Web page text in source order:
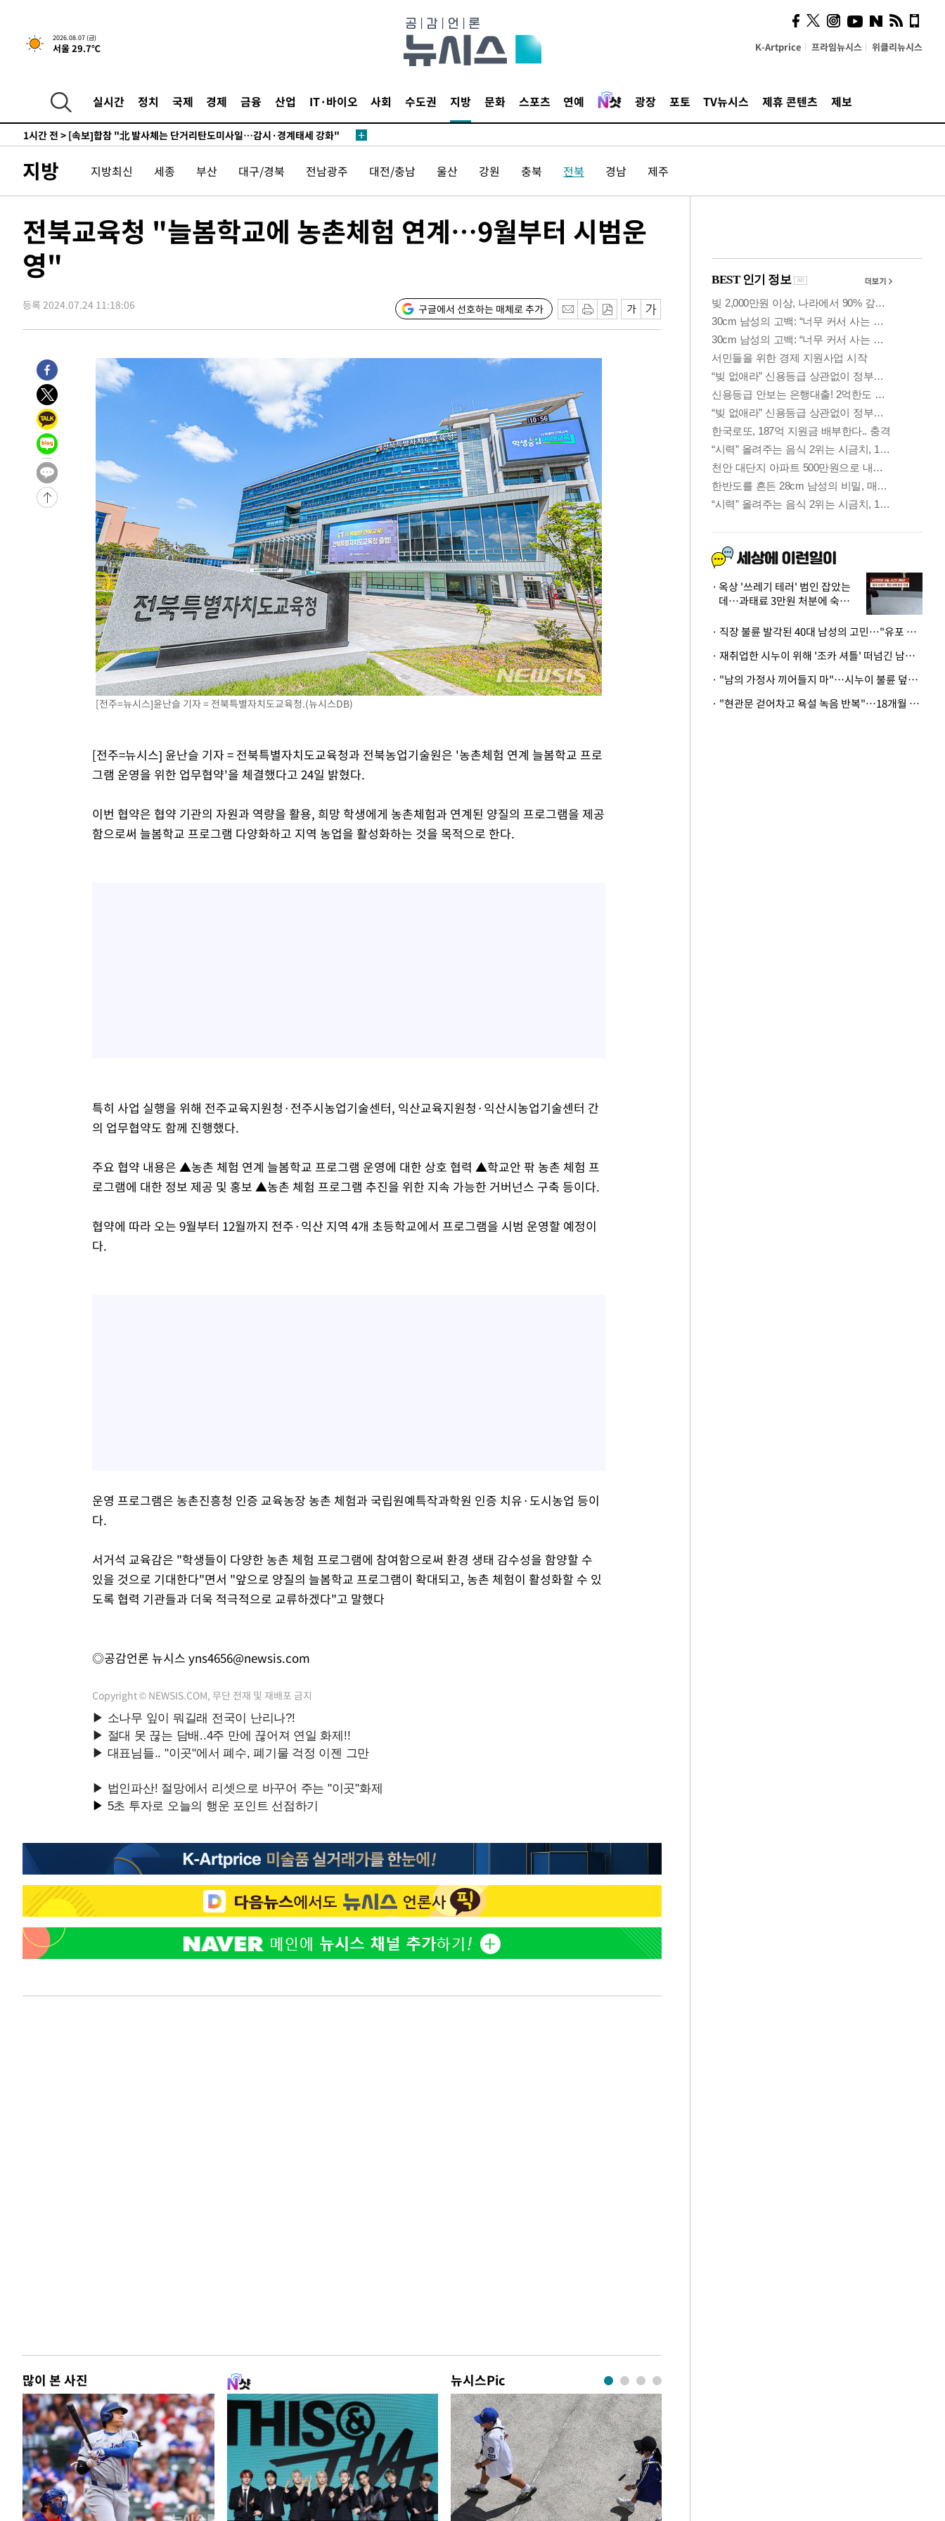
2026.08.07 (금)
서울 29.7℃ K-Artprice 프라임뉴시스 위클리뉴시스
실시간 정치 국제 경제 금융 산업 IT·바이오 사회 수도권 지방 문화 스포츠 연예 광장 포토 TV뉴시스 제휴 콘텐츠 제보
-11678초 전 >'월드컵 탈락 후폭풍' 축구협회…11시간 걸린 초유의 압수수색(종
-9907초 전 >
-8592초 전 >
경찰, '홍명보는 2순위' 결론냈던 스포츠윤리센터도 압수수색
1시간 전 >
[속보]합참 "北 발사체는 단거리탄도미사일…감시·경계태세 강화"
1시간 전 >日방위성, 北이 동해로 쏜 발사체는 탄도미사일 가능성
2시간 전 >
[속보] SKT, 에이닷 서비스 장애 발생…"원인 파악 중"
2시간 전 >[속보]7~9일 프로야구 3연전도 폭염 취소…11일 재개
2시간 전 >"韓 외환시장 개입 관측 배경엔 美의 대한국 무역적자 있어"
2시간 전 >
2시간 전 >[속보]종합특검, 대검 추가 압수수색…내란 중요임무종사 혐의
3시간 전 >[속보]코스닥, 800p 회복…0.26% 오른 801.67 마감
3시간 전 > [속보]원·달러 환율, 0.7원 내린 1423.8원 마감
4시간 전 >
"여기 떨어졌다"…다누리, 스페이스X 로켓 달 충돌 흔적 포착
5시간 전 >
손흥민, 5경기 연속골 실패…LAFC는 승부차기 끝 과달라하라 격파
7시간 전 >
내일까지 39도 '펄펄'…기상청 "태풍 지나며 폭염 잠시 꺾인다"
-11678초 전 >
'월드컵 탈락 후폭풍' 축구협회…11시간 걸린 초유의 압수수색(종
-11114초 전 >
[속보] 뉴욕증시, 혼조 출발…나스닥 0.3%↓, 다우 0.14%↑
-9907초 전 >
축구협회, 15년 전 심판 성 접대 파문에 "현재는 내부 지침 준수"
-8592초 전 >
경찰, '홍명보는 2순위' 결론냈던 스포츠윤리센터도 압수수색
[속보]합참 "北 발사체는 단거리탄도미사일…감시·경계태세 강화"
日방위성, 北이 동해로 쏜 발사체는 탄도미사일 가능성
[속보] SKT, 에이닷 서비스 장애 발생…"원인 파악 중"
[속보]합참 "북, 동해상으로 미상 발사체 발사"
'낮 최고 39도' 불볕더위…한밤 열대야도 계속[내일날씨]
[속보]7~9일 프로야구 3연전도 폭염 취소…11일 재개
"韓 외환시장 개입 관측 배경엔 美의 대한국 무역적자 있어"
'월드컵 탈락 후폭풍' 축구협회…초유의 압수수색에 '충격·당황'
서울 낮 37.9도, 올여름 최고치 경신…영등포 순간 '40도'
[속보]종합특검, 대검 추가 압수수색…내란 중요임무종사 혐의
[속보]원·달러 환율, 0.7원 내린 1423.8원 마감
"여기 떨어졌다"…다누리, 스페이스X 로켓 달 충돌 흔적 포착
내일까지 39도 '펄펄'…기상청 "태풍 지나며 폭염 잠시 꺾인다"
지방 지방최신 세종 부산 대구/경북 전남광주 대전/충남 울산 강원 충북 전북 경남 제주
전북교육청 "늘봄학교에 농촌체험 연계…9월부터 시범운
영"
등록 2024.07.24 11:18:06 구글에서 선호하는 매체로 추가
[전주=뉴시스]윤난슬 기자 = 전북특별자치도교육청.(뉴시스DB)
[전주=뉴시스] 윤난슬 기자 = 전북특별자치도교육청과 전북농업기술원은 '농촌체험 연계 늘봄학교 프로
그램 운영을 위한 업무협약'을 체결했다고 24일 밝혔다.
이번 협약은 협약 기관의 자원과 역량을 활용, 희망 학생에게 농촌체험과 연계된 양질의 프로그램을 제공
함으로써 늘봄학교 프로그램 다양화하고 지역 농업을 활성화하는 것을 목적으로 한다.
특히 사업 실행을 위해 전주교육지원청·전주시농업기술센터, 익산교육지원청·익산시농업기술센터 간
의 업무협약도 함께 진행했다.
주요 협약 내용은 ▲농촌 체험 연계 늘봄학교 프로그램 운영에 대한 상호 협력 ▲학교안 팎 농촌 체험 프
로그램에 대한 정보 제공 및 홍보 ▲농촌 체험 프로그램 추진을 위한 지속 가능한 거버넌스 구축 등이다.
협약에 따라 오는 9월부터 12월까지 전주·익산 지역 4개 초등학교에서 프로그램을 시범 운영할 예정이
다.
운영 프로그램은 농촌진흥청 인증 교육농장 농촌 체험과 국립원예특작과학원 인증 치유·도시농업 등이
다.
서거석 교육감은 "학생들이 다양한 농촌 체험 프로그램에 참여함으로써 환경 생태 감수성을 함양할 수
있을 것으로 기대한다"면서 "앞으로 양질의 늘봄학교 프로그램이 확대되고, 농촌 체험이 활성화할 수 있
도록 협력 기관들과 더욱 적극적으로 교류하겠다"고 말했다
◎공감언론 뉴시스 yns4656@newsis.com
Copyright © NEWSIS.COM, 무단 전재 및 재배포 금지
많이 본 사진 뉴시스Pic
의견, 국토부·LH에 충실히
전달할 것"
옥상 '쓰레기 테러' 범인 잡았는
데…과태료 3만원 처분에 숙박업
· 직장 불륜 발각된 40대 남성의 고민…"유포 동료 명예훼손·협박죄 고소 가능할까"
· 재취업한 시누이 위해 '조카 셔틀' 떠넘긴 남편…아내 "난 못한다"
· "남의 가정사 끼어들지 마"…시누이 불륜 덮으려는 남편에 억울한 아내
· "현관문 걷어차고 욕설 녹음 반복"…18개월 아기 키우는 집 뒤흔든 '앞집의 비극'